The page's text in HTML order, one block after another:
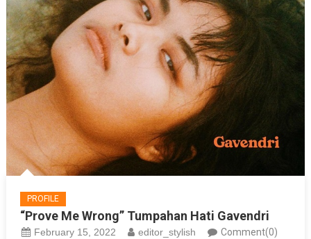
PROFILE
“Prove Me Wrong” Tumpahan Hati Gavendri
February 15, 2022 editor_stylish Comment(0)